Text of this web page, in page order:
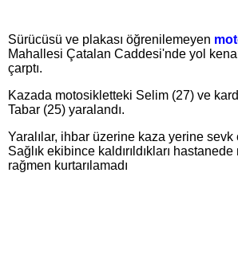
Sürücüsü ve plakası öğrenilemeyen
Mahallesi Çatalan Caddesi'nde yol
çarptı.
Kazada motosikletteki Selim (27) ve
Tabar (25) yaralandı.
Yaralılar, ihbar üzerine kaza yerine sevk
Sağlık ekibince kaldırıldıkları
rağmen kurtarılamadı